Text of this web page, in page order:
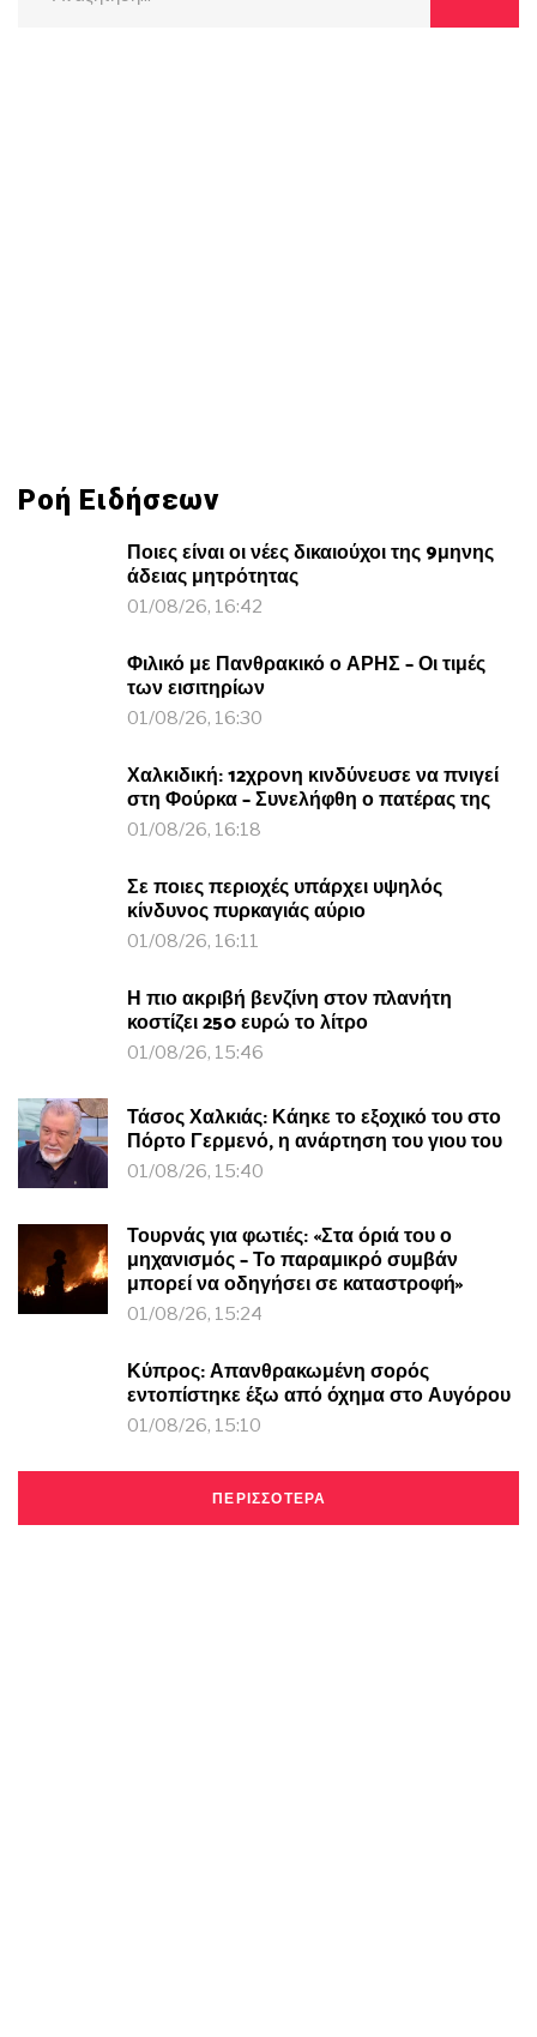
Ροή Ειδήσεων
Ποιες είναι οι νέες δικαιούχοι της 9μηνης
άδειας μητρότητας
01/08/26, 16:42
Φιλικό με Πανθρακικό ο ΑΡΗΣ – Οι τιμές
των εισιτηρίων
01/08/26, 16:30
Χαλκιδική: 12χρονη κινδύνευσε να πνιγεί
στη Φούρκα – Συνελήφθη ο πατέρας της
01/08/26, 16:18
Σε ποιες περιοχές υπάρχει υψηλός
κίνδυνος πυρκαγιάς αύριο
01/08/26, 16:11
Η πιο ακριβή βενζίνη στον πλανήτη
κοστίζει 250 ευρώ το λίτρο
01/08/26, 15:46
Τάσος Χαλκιάς: Κάηκε το εξοχικό του στο
Πόρτο Γερμενό, η ανάρτηση του γιου του
01/08/26, 15:40
Τουρνάς για φωτιές: «Στα όριά του ο
μηχανισμός – Το παραμικρό συμβάν
μπορεί να οδηγήσει σε καταστροφή»
01/08/26, 15:24
Κύπρος: Απανθρακωμένη σορός
εντοπίστηκε έξω από όχημα στο Αυγόρου
01/08/26, 15:10
ΠΕΡΙΣΣΟΤΕΡΑ